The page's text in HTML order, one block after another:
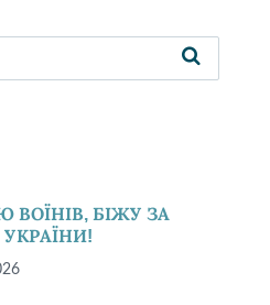
БІЖУ ЗА
УКРАЇНИ!